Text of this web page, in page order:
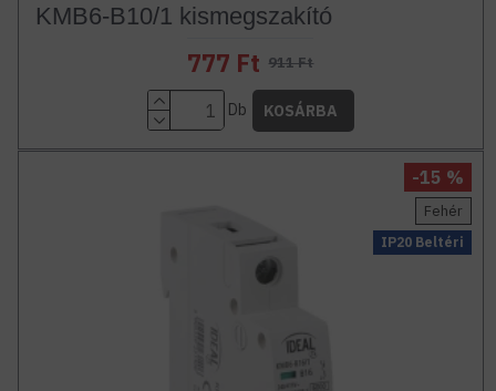
KMB6-B10/1 kismegszakító
777 Ft 911 Ft
Db KOSÁRBA
IP20 Beltéri
Fehér
-15 %